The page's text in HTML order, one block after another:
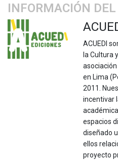
INFORMACIÓN
ACUEDI
la Cultura
en Lima
2011.
incentivar
espacios
diseñado
ellos
proyecto